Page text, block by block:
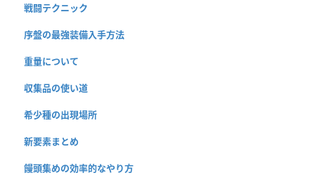
戦闘テクニック
序盤の最強装備入手方法
重量について
収集品の使い道
希少種の出現場所
新要素まとめ
饅頭集めの効率的なやり方